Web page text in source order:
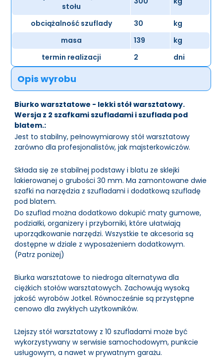
stołu
obciążalność szuflady 30
kg
masa
139
kg
termin realizacji
2 dni
Opis wyrobu
Biurko warsztatowe - lekki stół warsztatowy.
Wersja z 2 szafkami szufladami i szuflada pod
blatem.:
Jest to stabilny, pełnowymiarowy stół warsztatowy
zarówno dla profesjonalistów, jak majsterkowiczów.
Składa się ze stabilnej podstawy i blatu ze sklejki
lakierowanej o grubości 30 mm. Ma zamontowane dwie
szafki na narzędzia z szufladami i dodatkową szufladę
pod blatem.
Do szuflad można dodatkowo dokupić maty gumowe,
podziałki, organizery i przyborniki, które ułatwiają
uporządkowanie narzędzi. Wszystkie te akcesoria są
dostępne w dziale z wyposażeniem dodatkowym.
(Patrz poniżej)
Biurka warsztatowe to niedroga alternatywa dla
ciężkich stołów warsztatowych. Zachowują wysoką
jakość wyrobów Jotkel. Równocześnie są przystępne
cenowo dla zwykłych użytkowników.
Lżejszy stół warsztatowy z 10 szufladami może być
wykorzystywany w serwisie samochodowym, punkcie
usługowym, a nawet w prywatnym garażu.